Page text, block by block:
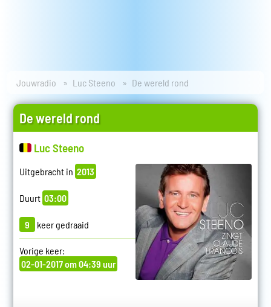
Jouwradio Luc Steeno De wereld rond
De wereld rond
Luc Steeno
Uitgebracht in 2013
Duurt 03:00
9 keer gedraaid
Vorige keer:
02-01-2017 om 04:39 uur